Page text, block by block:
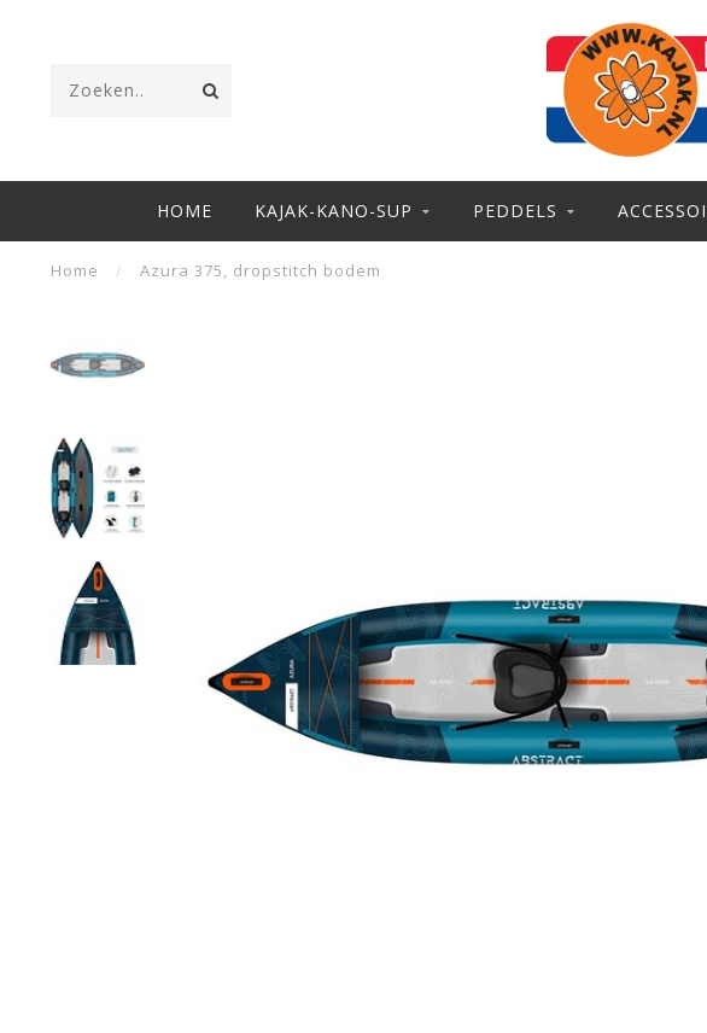
HOME KAJAK-KANO-SUP PEDDELS
Home / Azura 375, dropstitch bodem